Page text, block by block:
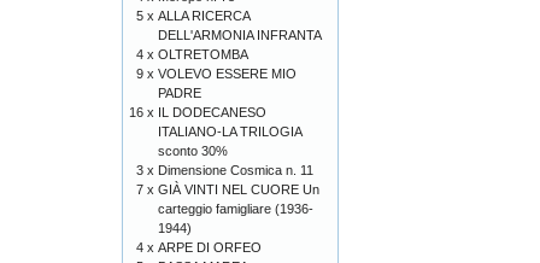
5 x ALLA RICERCA
DELL'ARMONIA INFRANTA
4 x OLTRETOMBA
9 x VOLEVO ESSERE MIO
PADRE
16 x IL DODECANESO
ITALIANO-LA TRILOGIA
sconto 30%
3 x Dimensione Cosmica n. 11
7 x GIÀ VINTI NEL CUORE Un
carteggio famigliare (1936-
1944)
4 x ARPE DI ORFEO